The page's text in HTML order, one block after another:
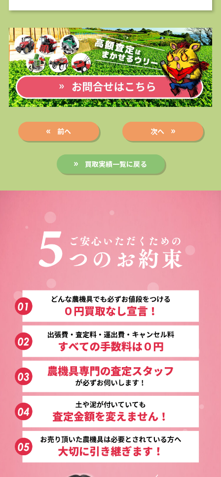
前へ 次へ
買取実績一覧に戻る